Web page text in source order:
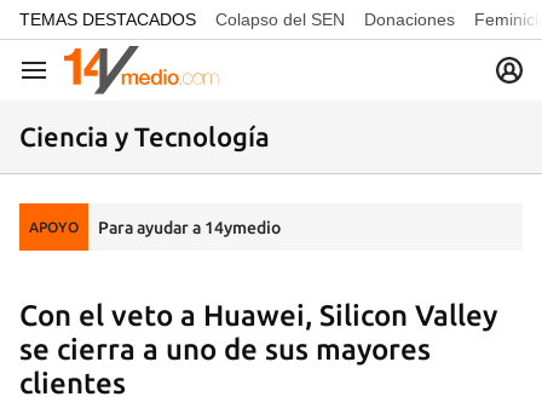
common.go-to-content
TEMAS DESTACADOS Colapso del SEN Donaciones
Navegación
Ciencia y Tecnología
APOYO Para ayudar a 14ymedio
Con el veto a Huawei, Silicon Valley
se cierra a uno de sus mayores
clientes